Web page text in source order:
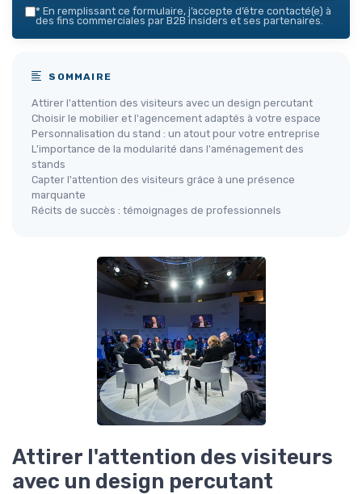
* En remplissant ce formulaire, j’accepte d’être contacté(e) à
des fins commerciales par B2B insiders et ses partenaires.
SOMMAIRE
Attirer l'attention des visiteurs avec un design percutant
Choisir le mobilier et l'agencement adaptés à votre espace
Personnalisation du stand : un atout pour votre entreprise
L'importance de la modularité dans l'aménagement des
stands
Capter l'attention des visiteurs grâce à une présence
marquante
Récits de succès : témoignages de professionnels
Attirer l'attention des visiteurs
avec un design percutant